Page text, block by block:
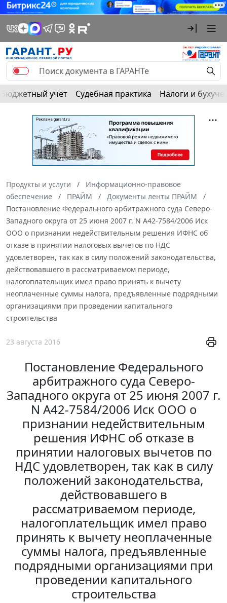
Бюджетный учет Судебная практика Налоги и
Продукты и услуги
Информационно-правовое
обеспечение
ПРАЙМ
Документы ленты ПРАЙМ
Постановление Федерального арбитражного суда Северо-
Западного округа от 25 июня 2007 г. N А42-7584/2006 Иск
ООО о признании недействительным решения ИФНС об
отказе в принятии налоговых вычетов по НДС
удовлетворен, так как в силу положений законодательства,
действовавшего в рассматриваемом периоде,
налогоплательщик имел право принять к вычету
неоплаченные суммы налога, предъявленные подрядными
организациями при проведении капитального
строительства
23 августа 2016
Постановление Федерального
арбитражного суда Северо-
Западного округа от 25 июня 2007 г.
N А42-7584/2006 Иск ООО о
признании недействительным
решения ИФНС об отказе в
принятии налоговых вычетов по
НДС удовлетворен, так как в силу
положений законодательства,
действовавшего в
рассматриваемом периоде,
налогоплательщик имел право
принять к вычету неоплаченные
суммы налога, предъявленные
подрядными организациями при
проведении капитального
строительства